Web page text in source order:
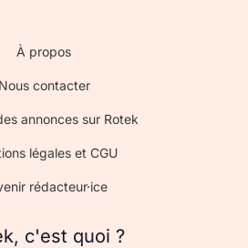
À propos
Nous contacter
annonces sur Rotek
légales et CGU
rédacteur·ice
c'est quoi ?